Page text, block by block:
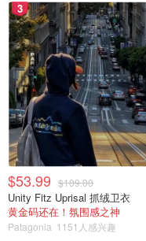
3
$53.99 $109.00
Unity Fitz Uprisal 抓绒卫衣
黄金码还在！氛围感之神
Patagonia 1151人感兴趣